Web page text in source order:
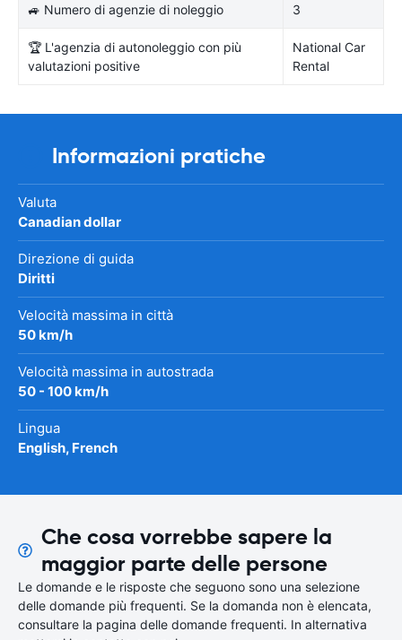
🚙 Numero di agenzie di noleggio 3
🏆 L'agenzia di autonoleggio con più
valutazioni positive
National Car
Rental
Informazioni pratiche
Valuta
Canadian dollar
Direzione di guida
Diritti
Velocità massima in città
50 km/h
Velocità massima in autostrada
50 - 100 km/h
Lingua
English, French
Che cosa vorrebbe sapere la
maggior parte delle persone
Le domande e le risposte che seguono sono una selezione
delle domande più frequenti. Se la domanda non è elencata,
consultare la pagina delle domande frequenti. In alternativa